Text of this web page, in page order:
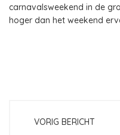
carnavalsweekend in de
hoger dan het weekend
VORIG BERICHT